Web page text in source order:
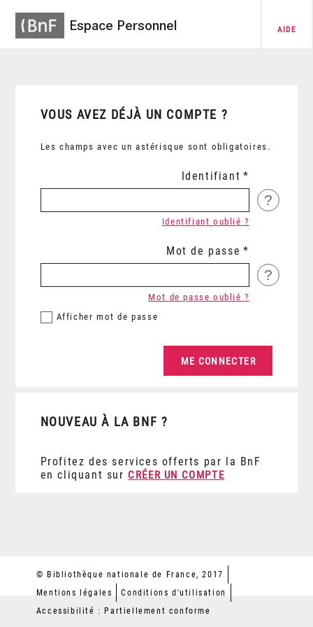
Espace Personnel AIDE
VOUS AVEZ DÉJÀ UN COMPTE ?
Les champs avec un astérisque sont obligatoires.
Identifiant
?
Identifiant oublié ?
Mot de passe
?
Afficher mot de passe
Mot de passe oublié ?
NOUVEAU À LA BNF ?
Profitez des services offerts par la BnF
en cliquant sur CRÉER UN COMPTE
© Bibliothèque nationale de France, 2017
Mentions légales
Conditions d'utilisation
Accessibilité : Partiellement conforme